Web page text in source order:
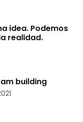
idea. Podemos
realidad.
building